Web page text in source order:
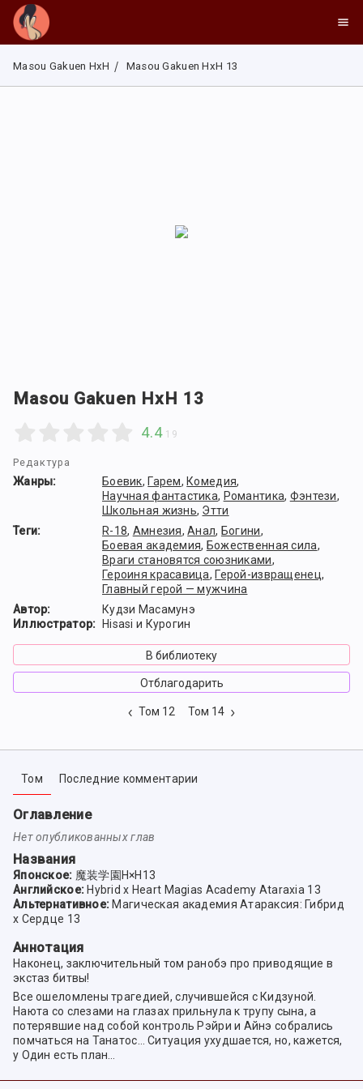
Masou Gakuen HxH Masou Gakuen HxH 13
Masou Gakuen HxH 13
4.4 19
Редактура
Жанры: Боевик, Гарем, Комедия,
Научная фантастика, Романтика, Фэнтези,
Школьная жизнь, Этти
Теги:
R-18, Амнезия,Анал, Богини,
Боевая академия, Божественная сила,
Враги становятся союзниками,
Героиня красавица, Герой-извращенец,
Главный герой — мужчина
Автор:
Кудзи Масамунэ
Иллюстратор:
Hisasi и Курогин
В библиотеку
Отблагодарить
Том 12 Том 14
Том Последние комментарии
Оглавление
Нет опубликованных глав
Названия
Японское: 魔装学園H×H13
Английское: Hybrid x Heart Magias Academy Ataraxia 13
Альтернативное: Магическая академия Атараксия: Гибрид
x Сердце 13
Аннотация
Наконец, заключительный том ранобэ про приводящие в
экстаз битвы!
Все ошеломлены трагедией, случившейся с Кидзуной.
Наюта со слезами на глазах прильнула к трупу сына, а
потерявшие над собой контроль Рэйри и Айнэ собрались
помчаться на Танатос… Ситуация ухудшается, но, кажется,
у Один есть план…